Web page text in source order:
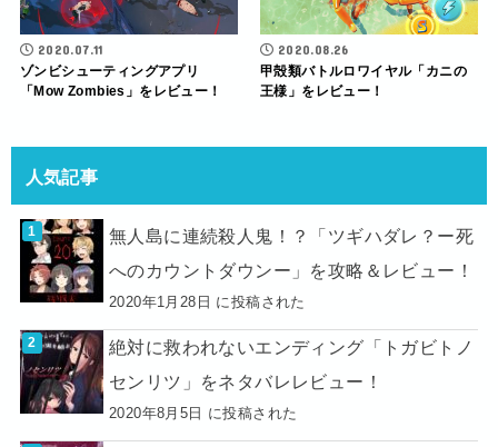
2020.07.11
ゾンビシューティングアプリ
「Mow Zombies」をレビュー！
2020.08.26
甲殻類バトルロワイヤル「カニの
王様」をレビュー！
人気記事
無人島に連続殺人鬼！？「ツギハダレ？ー死
へのカウントダウンー」を攻略＆レビュー！
2020年1月28日 に投稿された
絶対に救われないエンディング「トガビトノ
センリツ」をネタバレレビュー！
2020年8月5日 に投稿された